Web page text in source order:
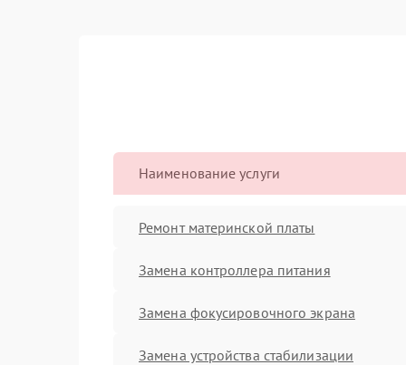
Наименование услуги
Ремонт материнской платы
Замена контроллера питания
Замена фокусировочного экрана
Замена устройства стабилизации